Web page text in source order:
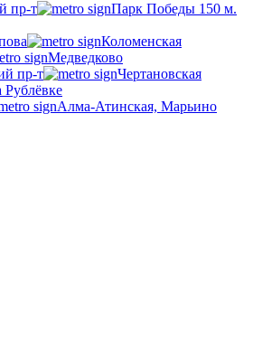
пр-т
Парк Победы 150 м.
Коломенская
Медведково
пр-т
Чертановская
Рублёвке
Алма-Атинская, Марьино